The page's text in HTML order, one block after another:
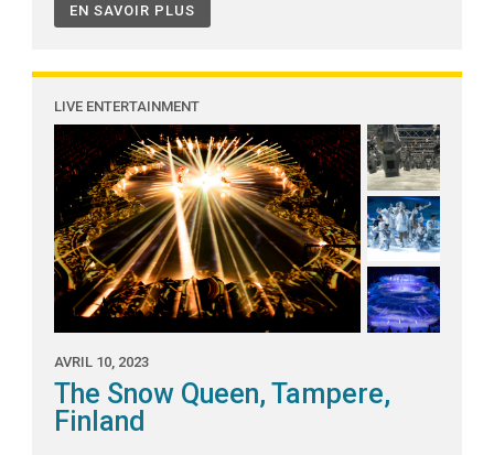
EN SAVOIR PLUS
LIVE ENTERTAINMENT
AVRIL 10, 2023
The Snow Queen, Tampere,
Finland